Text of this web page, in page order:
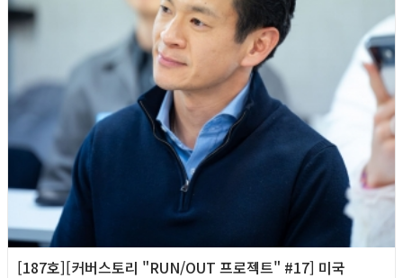
[187호][커버스토리 "RUN/OUT 프로젝트" #17] 미국